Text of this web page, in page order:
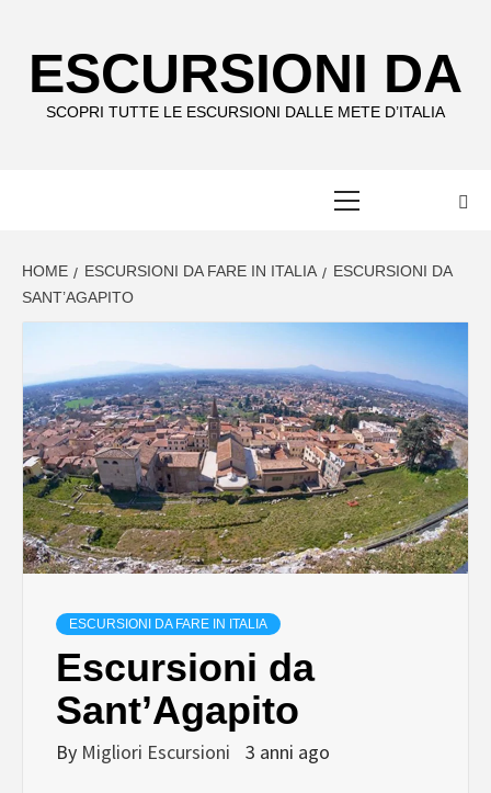
contentESCURSIONI DA
SCOPRI TUTTE LE ESCURSIONI DALLE METE D’ITALIA
HOME ESCURSIONI DA FARE IN ITALIA
ESCURSIONI DA
SANT’AGAPITO
ESCURSIONI DA FARE IN ITALIA
Escursioni da
Sant’Agapito
By Migliori Escursioni 3 anni ago